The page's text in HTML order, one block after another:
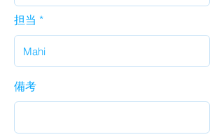
担当
備考